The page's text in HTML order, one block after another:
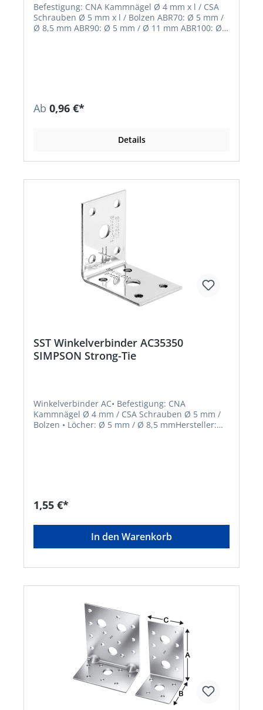
Befestigung: CNA Kammnägel Ø 4 mm x l / CSA
Schrauben Ø 5 mm x l / Bolzen ABR70: Ø 5 mm /
Ø 8,5 mm ABR90: Ø 5 mm / Ø 11 mm ABR100: Ø 5
Ab 0,96 €*
Details
SST Winkelverbinder AC35350
SIMPSON Strong-Tie
Winkelverbinder AC• Befestigung: CNA
Kammnägel Ø 4 mm / CSA Schrauben Ø 5 mm /
Bolzen • Löcher: Ø 5 mm / Ø 8,5 mmHersteller:
1,55 €*
In den Warenkorb